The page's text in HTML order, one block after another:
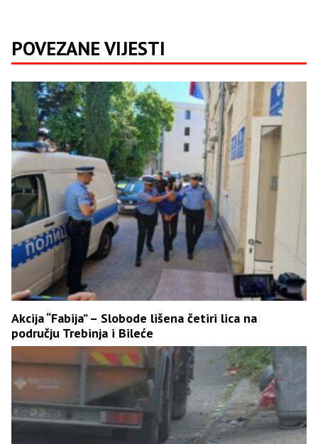
POVEZANE VIJESTI
Akcija “Fabija” – Slobode lišena četiri lica na
području Trebinja i Bileće